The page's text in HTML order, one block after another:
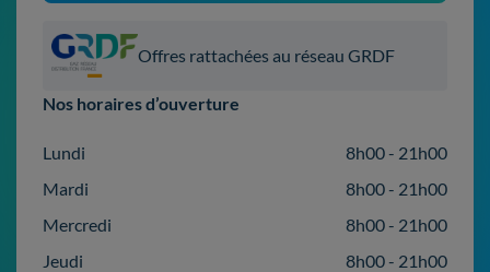
Offres rattachées au réseau GRDF
Nos horaires d’ouverture
Lundi
8h00 - 21h00
Mardi
8h00 - 21h00
Mercredi
8h00 - 21h00
Jeudi
8h00 - 21h00